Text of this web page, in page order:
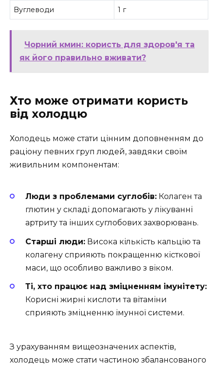
Вуглеводи 1 г
Чорний кмин: користь для здоров'я та
як його правильно вживати?
Хто може отримати користь
від холодцю
Холодець може стати цінним доповненням до
раціону певних груп людей, завдяки своїм
живильним компонентам:
Люди з проблемами суглобів: Колаген та
глютин у складі допомагають у лікуванні
артриту та інших суглобових захворювань.
Старші люди: Висока кількість кальцію та
колагену сприяють покращенню кісткової
маси, що особливо важливо з віком.
Ті, хто працює над зміцненням імунітету:
Корисні жирні кислоти та вітаміни
сприяють зміцненню імунної системи.
З урахуванням вищеозначених аспектів,
холодець може стати частиною збалансованого